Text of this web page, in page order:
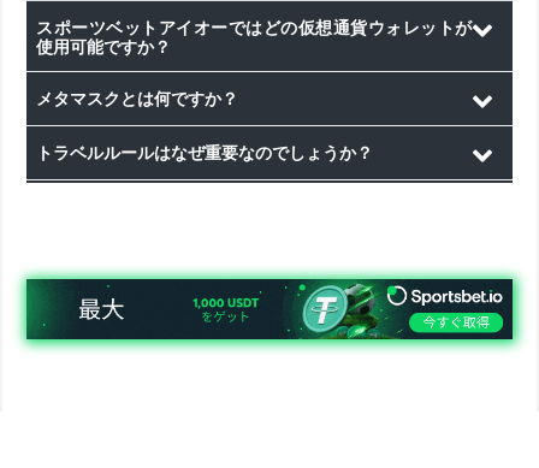
るには、ライブチャットまたはメールでスポーツベットアイ
オーのカスタマーサポートチームにお問い合わせください。
その際、取引の詳細情報をお手元にご用意いただくと、スム
ーズな確認が可能です。
取引履歴の確認は簡単です。まず口座残高をクリックし、ウ
ォレットセクション内の「トランザクション」を選択してく
ださい。そこで最近の取引履歴を確認することができます。
スポーツベットアイオーではどの仮想通貨ウォレットが
使用可能ですか？
スポーツベットアイオーでは、セキュリティと使いやすさを
考慮して、複数の仮想通貨ウォレットに対応しています。お
すすめのウォレットには、トラストウォレット、エクソダ
ス、コインベース、メタマスクなどがあります。
メタマスクとは何ですか？
メタマスクは、仮想通貨を安全に管理・入金するために広く
使用されている人気のウォレットです。デスクトップブラウ
トラベルルールはなぜ重要なのでしょうか？
ることが可能になります。これにより、マネーロンダリング
やテロ資金供与などの違法行為を効果的に防止し、仮想通貨
市場全体の信頼性を高めることができます。